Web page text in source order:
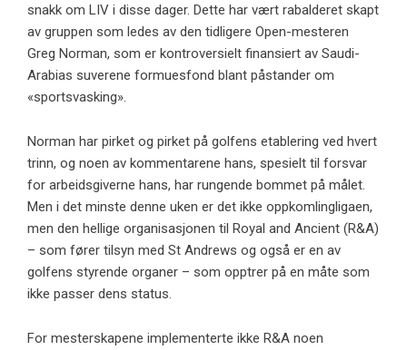
snakk om LIV i disse dager. Dette har vært rabalderet skapt
av gruppen som ledes av den tidligere Open-mesteren
Greg Norman, som er kontroversielt finansiert av Saudi-
Arabias suverene formuesfond blant påstander om
«sportsvasking».
Norman har pirket og pirket på golfens etablering ved hvert
trinn, og noen av kommentarene hans, spesielt til forsvar
for arbeidsgiverne hans, har rungende bommet på målet.
Men i det minste denne uken er det ikke oppkomlingligaen,
men den hellige organisasjonen til Royal and Ancient (R&A)
– som fører tilsyn med St Andrews og også er en av
golfens styrende organer – som opptrer på en måte som
ikke passer dens status.
For mesterskapene implementerte ikke R&A noen